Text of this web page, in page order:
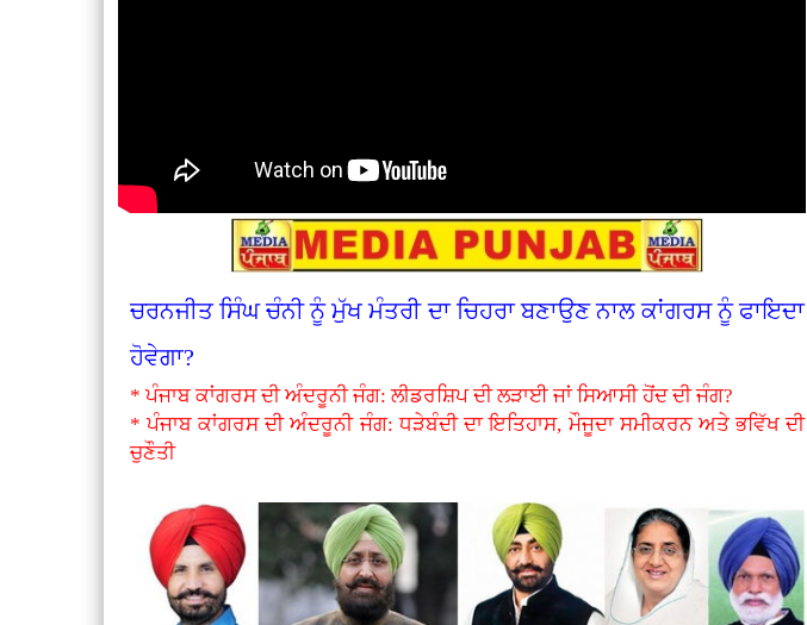
ਚਰਨਜੀਤ ਸਿੰਘ ਚੰਨੀ ਨੂੰ ਮੁੱਖ ਮੰਤਰੀ ਦਾ ਚਿਹਰਾ ਬਣਾਉਣ ਨਾਲ ਕਾਂਗਰਸ ਨੂੰ ਫਾਇਦਾ
ਹੋਵੇਗਾ?
* ਪੰਜਾਬ ਕਾਂਗਰਸ ਦੀ ਅੰਦਰੂਨੀ ਜੰਗ: ਲੀਡਰਸ਼ਿਪ ਦੀ ਲੜਾਈ ਜਾਂ ਸਿਆਸੀ ਹੋਂਦ ਦੀ ਜੰਗ?
* ਪੰਜਾਬ ਕਾਂਗਰਸ ਦੀ ਅੰਦਰੂਨੀ ਜੰਗ: ਧੜੇਬੰਦੀ ਦਾ ਇਤਿਹਾਸ, ਮੌਜੂਦਾ ਸਮੀਕਰਨ ਅਤੇ ਭਵਿੱਖ ਦੀ
ਚੁਣੌਤੀ